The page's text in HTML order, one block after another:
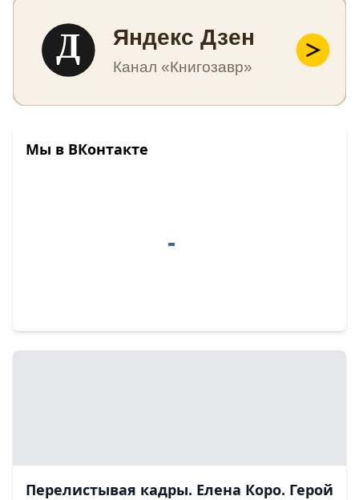
Перелистывая кадры. Елена Коро. Герой
Д Яндекс Дзен
Канал «Книгозавр»
Мы в ВКонтакте